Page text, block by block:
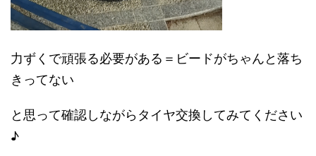
力ずくで頑張る必要がある＝ビードがちゃんと落ち
きってない
と思って確認しながらタイヤ交換してみてください
♪